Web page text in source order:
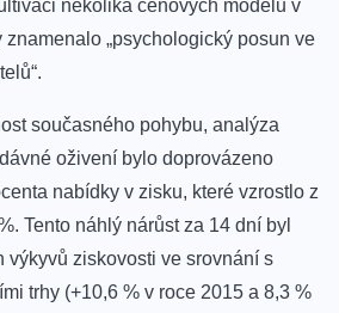
několika cenových modelů v
znamenalo „psychologický posun ve
současného pohybu, analýza
oživení bylo doprovázeno
nabídky v zisku, které vzrostlo z
Tento náhlý nárůst za 14 dní byl
výkyvů ziskovosti ve srovnání s
trhy (+10,6 % v roce 2015 a 8,3 %